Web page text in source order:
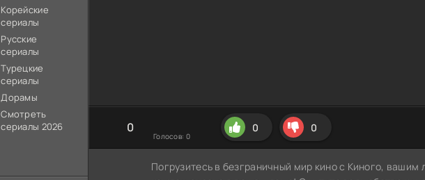
0
Голосов: 0
0 0
Погрузитесь в безграничный мир кино с Киного,
Корейские
сериалы
Русские
сериалы
Турецкие
сериалы
Дорамы
Смотреть
сериалы 2026